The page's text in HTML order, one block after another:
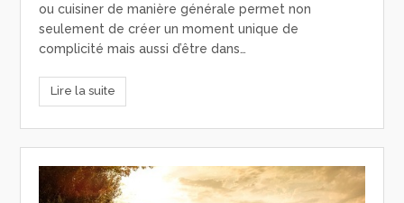
ou cuisiner de manière générale permet non
seulement de créer un moment unique de
complicité mais aussi d’être dans…
Lire la suite